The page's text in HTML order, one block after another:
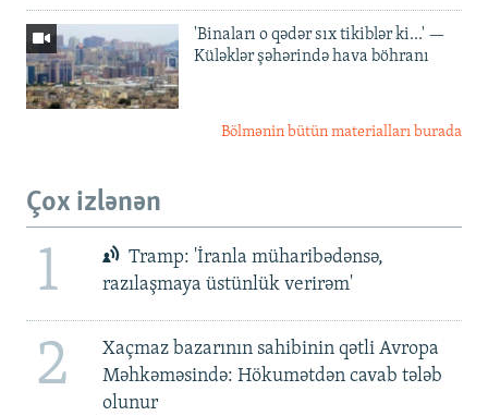
'Binaları o qədər sıx tikiblər ki...' —
Küləklər şəhərində hava böhranı
Bölmənin bütün materialları burada
Çox izlənən
1
Tramp: 'İranla müharibədənsə,
razılaşmaya üstünlük verirəm'
2
Xaçmaz bazarının sahibinin qətli Avropa
Məhkəməsində: Hökumətdən cavab tələb
olunur